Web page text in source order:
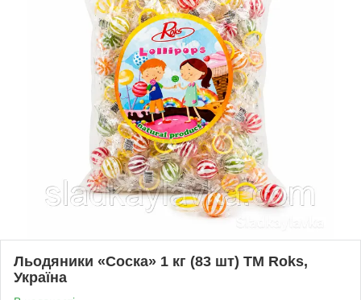
Льодяники «Соска» 1 кг (83 шт) ТМ Roks,
Україна